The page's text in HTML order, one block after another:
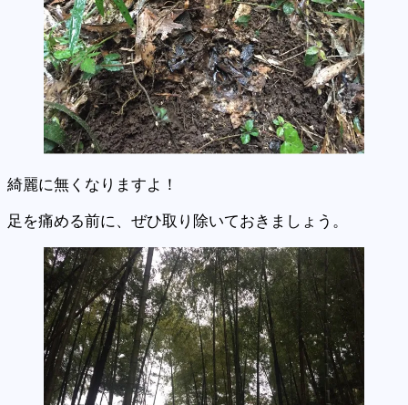
綺麗に無くなりますよ！
足を痛める前に、ぜひ取り除いておきましょう。